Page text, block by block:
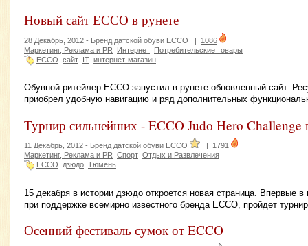
Новый сайт ЕССО в рунете
28 Декабрь, 2012 - Бренд датской обуви ECCO | 1086
Маркетинг, Реклама и PR
Интернет Потребительские товары
ECCO сайт IT интернет-магазин
Обувной ритейлер ЕССО запустил в рунете обновленный сайт.
приобрел удобную навигацию и ряд дополнительных
Турнир сильнейших - ECCO Judo Hero
11 Декабрь, 2012 - Бренд датской обуви ECCO
1791
Маркетинг, Реклама и PR Спорт Отдых и Развлечения
ECCO дзюдо Тюмень
15 декабря в истории дзюдо откроется новая страница. Впервые
при поддержке всемирно известного бренда ЕССО, пройдет
Осенний фестиваль сумок от ECCO